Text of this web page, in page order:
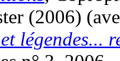
(2006)
légendes...